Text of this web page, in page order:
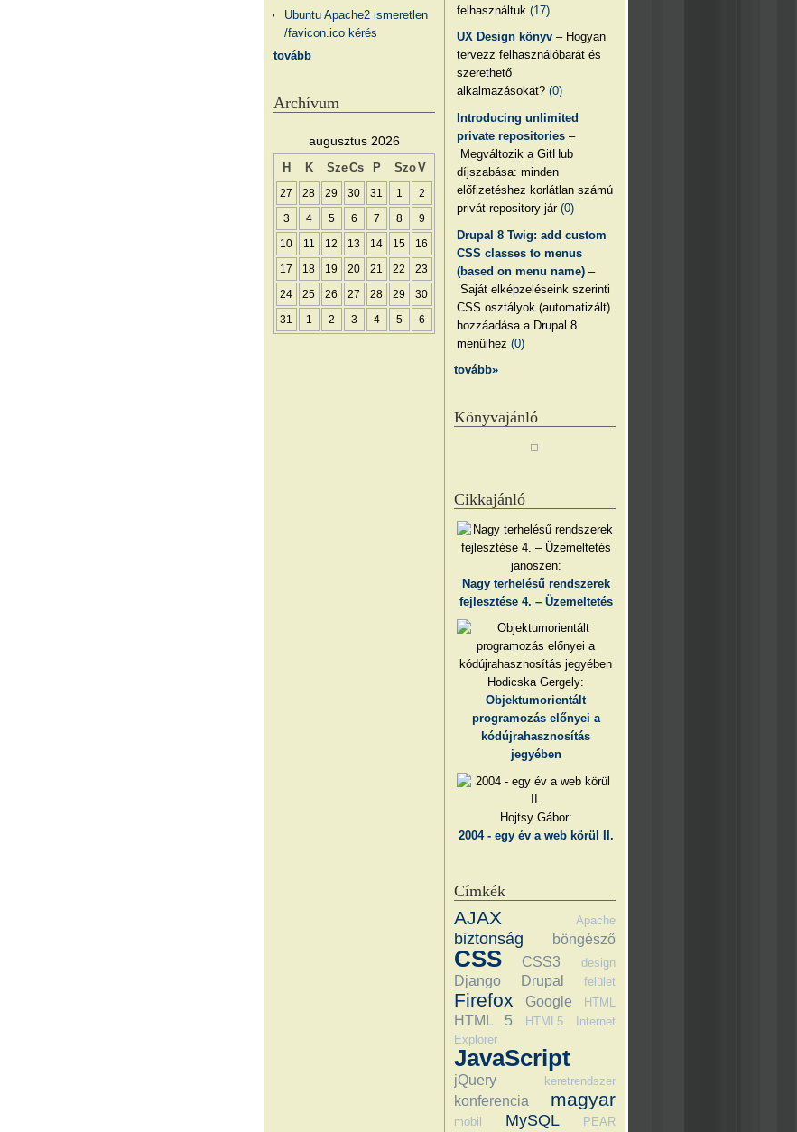
felhasználtuk(17)
UX Design könyv – Hogyan
tervezz felhasználóbarát és
szerethető
alkalmazásokat?(0)
Introducing unlimited
private repositories –
Megváltozik a GitHub
díjszabása: minden
előfizetéshez korlátlan számú
privát repository jár(0)
Drupal 8 Twig: add custom
CSS classes to menus
(based on menu name) –
Saját elképzeléseink szerinti
CSS osztályok (automatizált)
hozzáadása a Drupal 8
menüihez(0)
tovább»
Könyvajánló
Cikkajánló
janoszen:
Nagy terhelésű rendszerek
fejlesztése 4. – Üzemeltetés
Hodicska Gergely:
Objektumorientált
programozás előnyei a
kódújrahasznosítás
jegyében
Hojtsy Gábor:
2004 - egy év a web körül II.
Címkék
AJAX Apache
biztonság böngésző
CSS CSS3 design
Django Drupal felület
Firefox Google HTML
HTML 5 HTML5
Internet
Explorer
JavaScript
jQuery keretrendszer
konferencia magyar
mobil MySQL PEAR
Ubuntu Apache2 ismeretlen
/favicon.ico kérés
tovább
Archívum
augusztus 2026
H K SzeCs P SzoV
27 28 29 30 31 1 2
3 4 5 6 7 8 9
10 11 12 13 14 15 16
17 18 19 20 21 22 23
24 25 26 27 28 29 30
31 1 2 3 4 5 6